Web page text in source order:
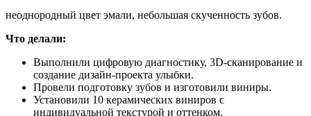
неоднородный цвет эмали, небольшая скученность зубов.
Что делали:
Выполнили цифровую диагностику, 3D-сканирование и
создание дизайн-проекта улыбки.
Провели подготовку зубов и изготовили виниры.
Установили 10 керамических виниров с
индивидуальной текстурой и оттенком.